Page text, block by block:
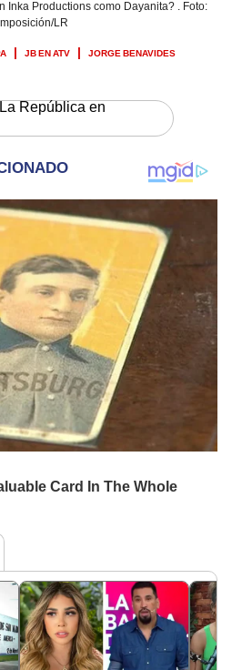
Inka Productions como Dayanita? . Foto:
LR
JB EN ATV
JORGE BENAVIDES
República en